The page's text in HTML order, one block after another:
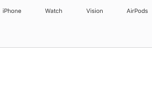
iPhone Watch Vision AirPods